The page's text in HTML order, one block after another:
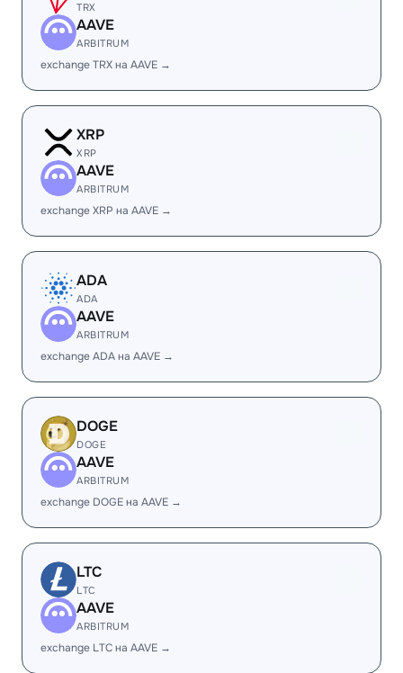
TRX
AAVE
ARBITRUM
exchange TRX на AAVE →
XRP
XRP
AAVE
ARBITRUM
exchange XRP на AAVE →
ADA
ADA
AAVE
ARBITRUM
exchange ADA на AAVE →
DOGE
DOGE
AAVE
ARBITRUM
exchange DOGE на AAVE →
LTC
LTC
AAVE
ARBITRUM
exchange LTC на AAVE →